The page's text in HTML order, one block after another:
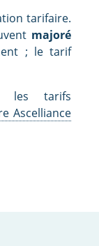
tarifaire.
majoré
; le tarif
les tarifs
Ascelliance